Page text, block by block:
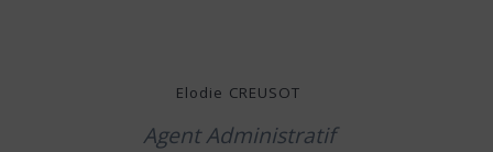
Elodie CREUSOT
Agent Administratif